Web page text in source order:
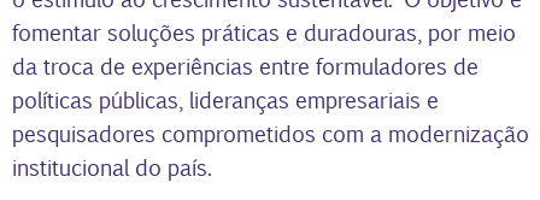
fomentar soluções práticas e duradouras, por meio
da troca de experiências entre formuladores de
políticas públicas, lideranças empresariais e
pesquisadores comprometidos com a modernização
institucional do país.